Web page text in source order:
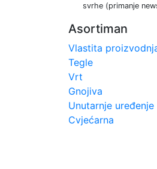
svrhe (primanje
Asortiman
Vlastita
Tegle
Vrt
Gnojiva
Unutarnje uređenje
Cvjećarna